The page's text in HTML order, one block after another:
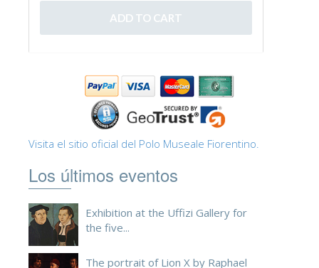
中文
DEUTSCH
ESPAÑOL
Visita el sitio oficial del Polo Museale Fiorentino.
Los últimos eventos
Exhibition at the Uffizi Gallery for
the five...
The portrait of Lion X by Raphael